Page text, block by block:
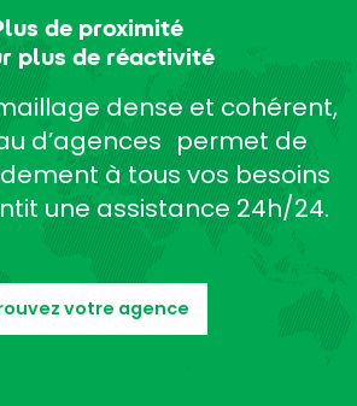
de proximité
plus de réactivité
dense et cohérent,
d’agences permet de
à tous vos besoins
une assistance 24h/24.
votre agence